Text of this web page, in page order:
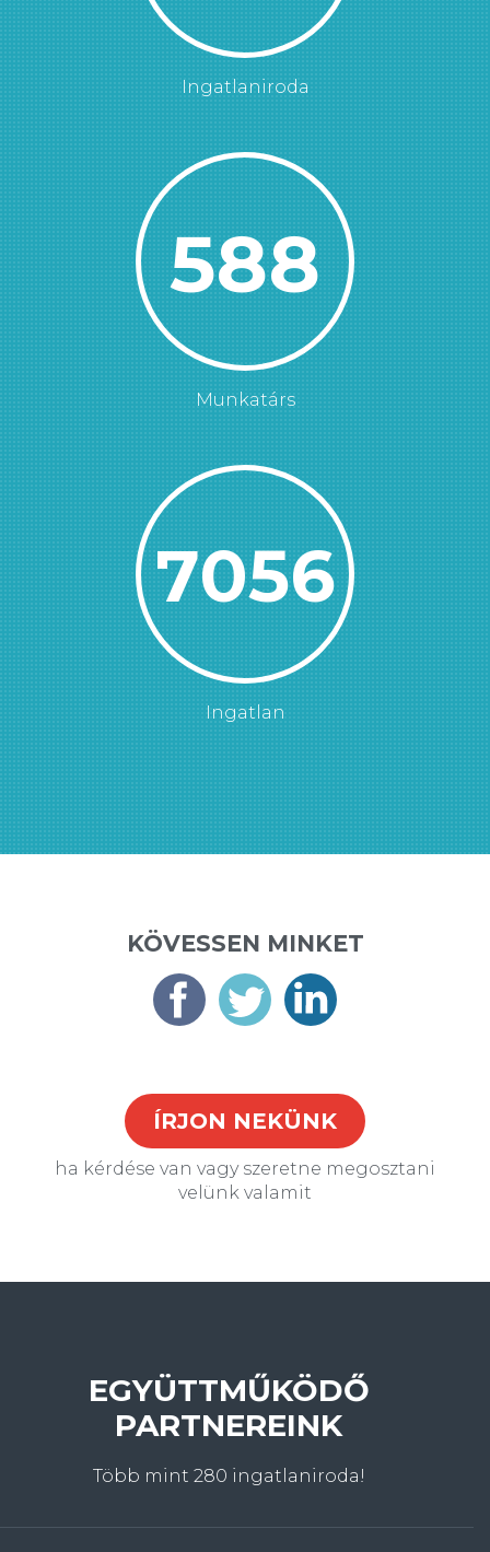
Ingatlaniroda
600
Munkatárs
7200
Ingatlan
KÖVESSEN MINKET
ÍRJON NEKÜNK
ha kérdése van vagy szeretne megosztani
velünk valamit
EGYÜTTMŰKÖDŐ
PARTNEREINK
Több mint 280 ingatlaniroda!